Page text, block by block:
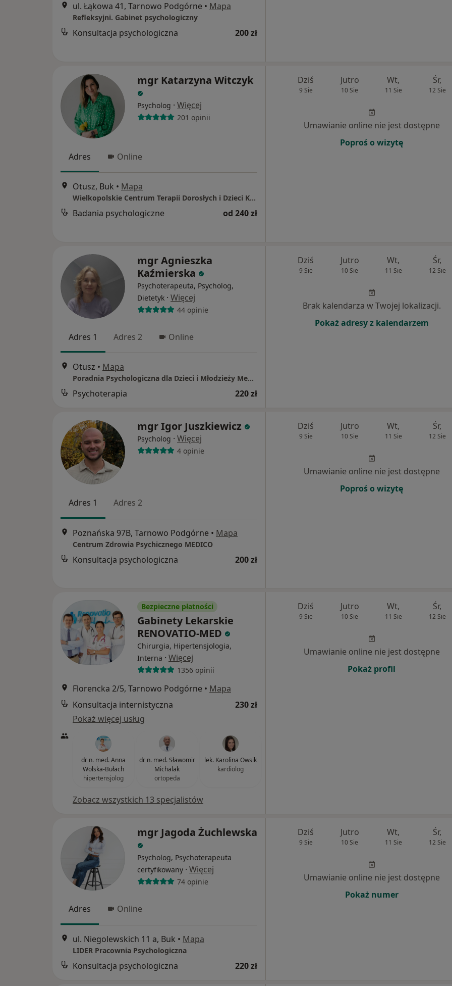
ul. Łąkowa 41, Tarnowo Podgórne • Mapa
Refleksyjni. Gabinet psychologiczny
Konsultacja psychologiczna 200 zł
mgr Katarzyna Witczyk
Psycholog · Więcej
201 opinii
Adres Online
Otusz, Buk • Mapa
Wielkopolskie Centrum Terapii Dorosłych i Dzieci Katarzyna Witczyk
Badania psychologiczne od 240 zł
Dziś
9 Sie
Jutro
10 Sie
Wt,
11 Sie
Śr,
12 Sie
Umawianie online nie jest dostępne
Poproś o wizytę
mgr Agnieszka
Kaźmierska
Psychoterapeuta, Psycholog,
Dietetyk · Więcej
44 opinie
Adres 1 Adres 2 Online
Otusz • Mapa
Poradnia Psychologiczna dla Dzieci i Młodzieży Mental Care w Gminie Otusz. Dzieci i młodzież do 21 roku życia na NFZ
Psychoterapia 220 zł
Dziś
9 Sie
Jutro
10 Sie
Wt,
11 Sie
Śr,
12 Sie
Brak kalendarza w Twojej lokalizacji.
Pokaż adresy z kalendarzem
mgr Igor Juszkiewicz
Psycholog · Więcej
4 opinie
Adres 1 Adres 2
Poznańska 97B, Tarnowo Podgórne • Mapa
Centrum Zdrowia Psychicznego MEDICO
Konsultacja psychologiczna 200 zł
Dziś
9 Sie
Jutro
10 Sie
Wt,
11 Sie
Śr,
12 Sie
Umawianie online nie jest dostępne
Poproś o wizytę
Bezpieczne płatności
Gabinety Lekarskie
RENOVATIO-MED
Chirurgia, Hipertensjologia,
Interna · Więcej
1356 opinii
Florencka 2/5, Tarnowo Podgórne • Mapa
Konsultacja internistyczna
230 zł
Pokaż więcej usług
dr n. med. Anna
Wolska-Bułach
hipertensjolog
dr n. med. Sławomir
Michalak
ortopeda
lek. Karolina Owsik
kardiolog
Zobacz wszystkich 13 specjalistów
Dziś
9 Sie
Jutro
10 Sie
Wt,
11 Sie
Śr,
12 Sie
Umawianie online nie jest dostępne
Pokaż profil
mgr Jagoda Żuchlewska
Psycholog, Psychoterapeuta
certyfikowany · Więcej
74 opinie
Adres Online
ul. Niegolewskich 11 a, Buk • Mapa
LIDER Pracownia Psychologiczna
Konsultacja psychologiczna 220 zł
Dziś
9 Sie
Jutro
10 Sie
Wt,
11 Sie
Śr,
12 Sie
Umawianie online nie jest dostępne
Pokaż numer